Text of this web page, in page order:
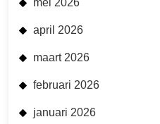
mei 2026
april 2026
maart 2026
februari 2026
januari 2026